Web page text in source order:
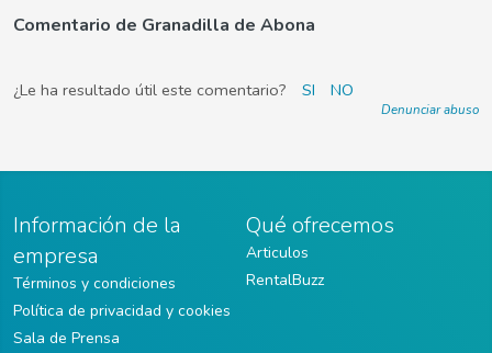
Comentario de Granadilla de Abona
¿Le ha resultado útil este comentario? SI NO
Denunciar abuso
Información de la
empresa
Términos y condiciones
Política de privacidad y cookies
Sala de Prensa
Qué ofrecemos
Articulos
RentalBuzz